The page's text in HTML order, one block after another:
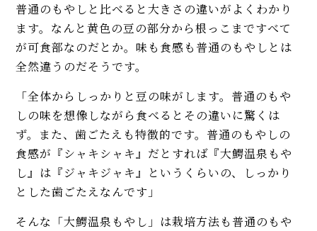
普通のもやしと比べると大きさの違いがよくわかり
ます。なんと黄色の豆の部分から根っこまですべて
が可食部なのだとか。味も食感も普通のもやしとは
全然違うのだそうです。
「全体からしっかりと豆の味がします。普通のもや
しの味を想像しながら食べるとその違いに驚くは
ず。また、歯ごたえも特徴的です。普通のもやしの
食感が『シャキシャキ』だとすれば『大鰐温泉もや
し』は『ジャキジャキ』というくらいの、しっかり
とした歯ごたえなんです」
そんな「大鰐温泉もやし」は栽培方法も普通のもや